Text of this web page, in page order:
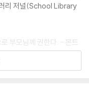
리 저널(School Library
부모님께 권한다. - 몬트